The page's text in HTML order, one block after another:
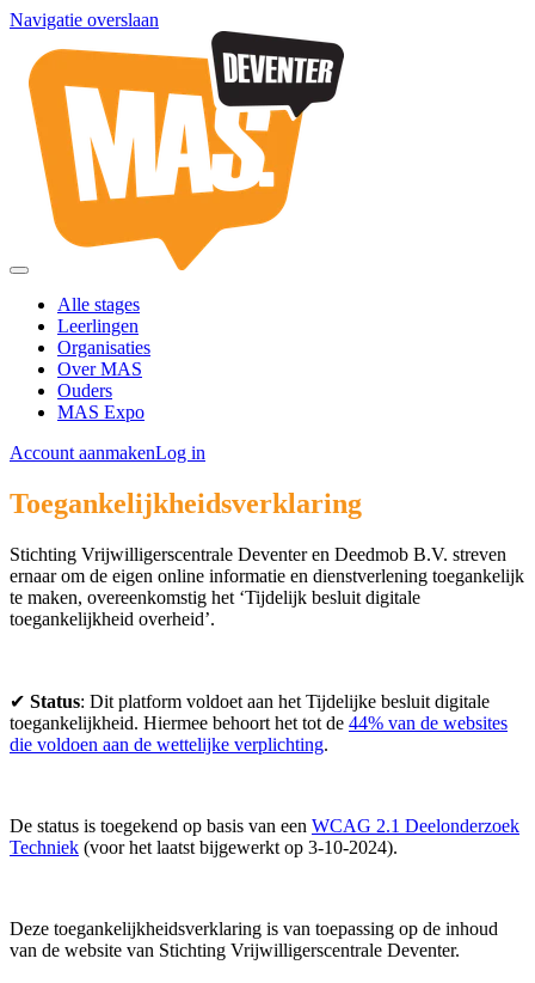
Navigatie overslaan
Alle stages
Leerlingen
Organisaties
Over MAS
Ouders
MAS Expo
Account aanmakenLog in
Toegankelijkheidsverklaring
Stichting Vrijwilligerscentrale Deventer en Deedmob B.V. streven
ernaar om de eigen online informatie en dienstverlening toegankelijk
te maken, overeenkomstig het ‘Tijdelijk besluit digitale
toegankelijkheid overheid’.
✔ Status: Dit platform voldoet aan het Tijdelijke besluit digitale
toegankelijkheid. Hiermee behoort het tot de 44% van de websites
die voldoen aan de wettelijke verplichting.
De status is toegekend op basis van een WCAG 2.1 Deelonderzoek
Techniek (voor het laatst bijgewerkt op 3-10-2024).
Deze toegankelijkheidsverklaring is van toepassing op de inhoud
van de website van Stichting Vrijwilligerscentrale Deventer.